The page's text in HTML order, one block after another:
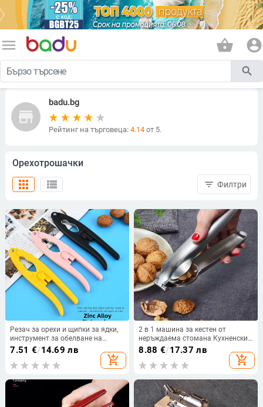
menu shopping_basket account_circle
search
store
badu.bg
Рейтинг на търговеца: 4.14от 5.
Орехотрошачки
view_list
apps filter_list Филтри
Резач за орехи и щипки за ядки,
инструмент за обелване на
черупки, прибор за изваждане на
месо от раци, кухненска джаджа
7.51 €/14.69 лв
add_shopping_cart
2 в 1 машина за кестен от
неръждаема стомана Кухненски
аксесоари за кестен обвивка за
кестен нож за кестен отварачка
за кестен кестен гайка за ядки
8.88 €/17.37 лв
add_shopping_cart